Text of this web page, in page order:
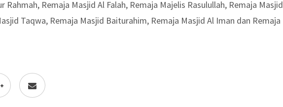
Remaja Masjid Al Falah, Remaja Majelis Rasulullah, Remaja Masjid
Taqwa, Remaja Masjid Baiturahim, Remaja Masjid Al Iman dan Remaja